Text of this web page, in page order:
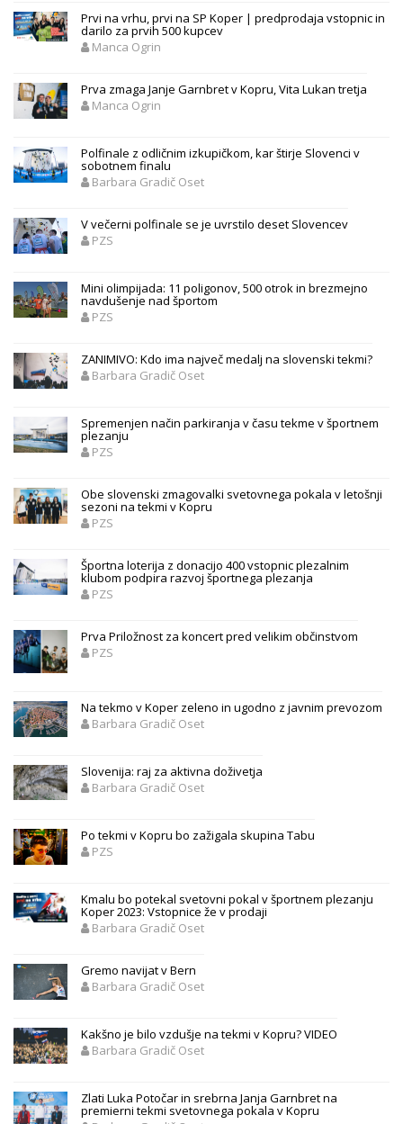
Prvi na vrhu, prvi na SP Koper | predprodaja vstopnic in
darilo za prvih 500 kupcev
Manca Ogrin
Prva zmaga Janje Garnbret v Kopru, Vita Lukan tretja
Manca Ogrin
Polfinale z odličnim izkupičkom, kar štirje Slovenci v
sobotnem finalu
Barbara Gradič Oset
V večerni polfinale se je uvrstilo deset Slovencev
PZS
Mini olimpijada: 11 poligonov, 500 otrok in brezmejno
navdušenje nad športom
PZS
ZANIMIVO: Kdo ima največ medalj na slovenski tekmi?
Barbara Gradič Oset
Spremenjen način parkiranja v času tekme v športnem
plezanju
PZS
Obe slovenski zmagovalki svetovnega pokala v letošnji
sezoni na tekmi v Kopru
PZS
Športna loterija z donacijo 400 vstopnic plezalnim
klubom podpira razvoj športnega plezanja
PZS
Prva Priložnost za koncert pred velikim občinstvom
PZS
Na tekmo v Koper zeleno in ugodno z javnim prevozom
Barbara Gradič Oset
Slovenija: raj za aktivna doživetja
Barbara Gradič Oset
Po tekmi v Kopru bo zažigala skupina Tabu
PZS
Kmalu bo potekal svetovni pokal v športnem plezanju
Koper 2023: Vstopnice že v prodaji
Barbara Gradič Oset
Gremo navijat v Bern
Barbara Gradič Oset
Kakšno je bilo vzdušje na tekmi v Kopru? VIDEO
Barbara Gradič Oset
Zlati Luka Potočar in srebrna Janja Garnbret na
premierni tekmi svetovnega pokala v Kopru